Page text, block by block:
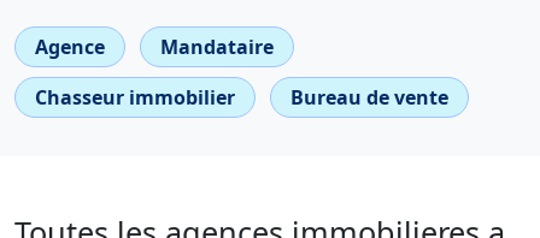
Agence
Mandataire
Chasseur immobilier
Bureau de vente